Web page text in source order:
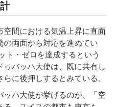
間における気温上昇に直面
の両面から対応を進めてい
ト・ゼロを達成するという
バッハ大使は、既に共有し
に後押しするとみている。
ハ大使が挙げるのが、「空